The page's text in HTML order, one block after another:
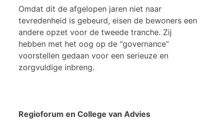
Omdat dit de afgelopen jaren niet naar
tevredenheid is gebeurd, eisen de bewoners een
andere opzet voor de tweede tranche. Zij
hebben met het oog op de “governance”
voorstellen gedaan voor een serieuze en
zorgvuldige inbreng.
Regioforum en College van Advies